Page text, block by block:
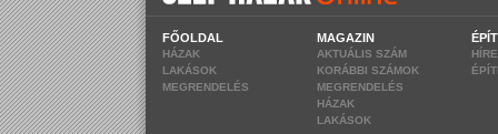
FŐOLDAL
HÁZAK
LAKÁSOK
MEGRENDELÉS
MAGAZIN
AKTUÁLIS SZÁM
KORÁBBI SZÁMOK
MEGRENDELÉS
HÁZAK
LAKÁSOK